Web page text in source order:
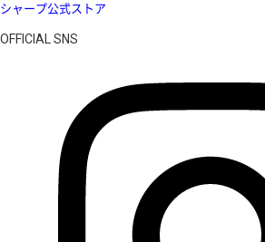
シャープ公式ストア
OFFICIAL SNS